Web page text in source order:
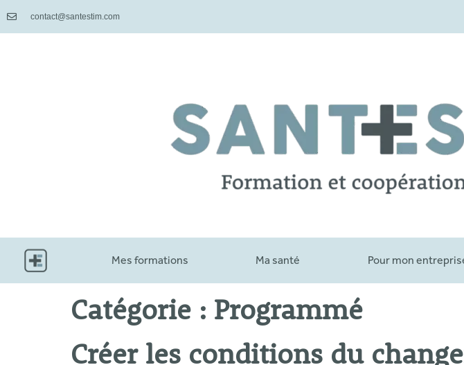
contact@santestim.com
Mes formations Ma santé Pour mon
Catégorie : Programmé
Créer les conditions du